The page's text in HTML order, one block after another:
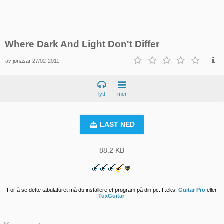
Where Dark And Light Don't Differ
avjonasar 27/02-2011
lytt mer
LAST NED
88.2 KB
For å se dette tabulaturet må du installere et program på din pc. F.eks. Guitar Pro eller
TuxGuitar.